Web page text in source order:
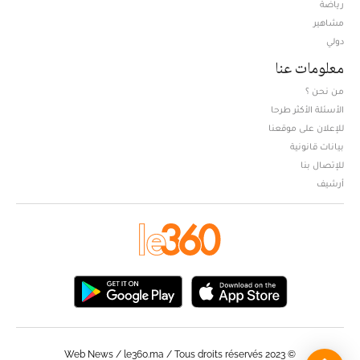
رياضة
مشاهير
دولي
معلومات عنا
من نحن ؟
الأسئلة الأكثر طرحا
للإعلان على موقعنا
بيانات قانونية
للإتصال بنا
أرشيف
© Web News / le360.ma / Tous droits réservés 2023